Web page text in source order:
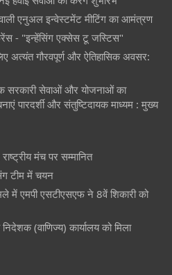
एनुअल इन्वेस्टमेंट मीटिंग का आमंत्रण
- "इन्हेंसिंग एक्सेस टू जस्टिस"
अत्यंत गौरवपूर्ण और ऐतिहासिक अवसर:
सरकारी सेवाओं और योजनाओं का
पारदर्शी और संतुष्टिदायक माध्यम : मुख्य
मंच पर सम्मानित
टीम में चयन
में एमपी एसटीएसएफ ने 8वें शिकारी को
(वाणिज्य) कार्यालय को मिला